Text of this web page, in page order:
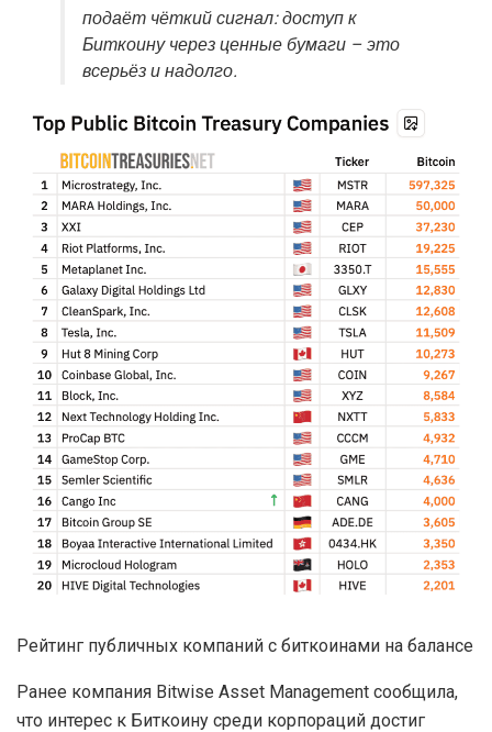
подаёт чёткий сигнал: доступ к
Биткоину через ценные бумаги – это
всерьёз и надолго.
Рейтинг публичных компаний с биткоинами на балансе
Ранее компания Bitwise Asset Management сообщила,
что интерес к Биткоину среди корпораций достиг